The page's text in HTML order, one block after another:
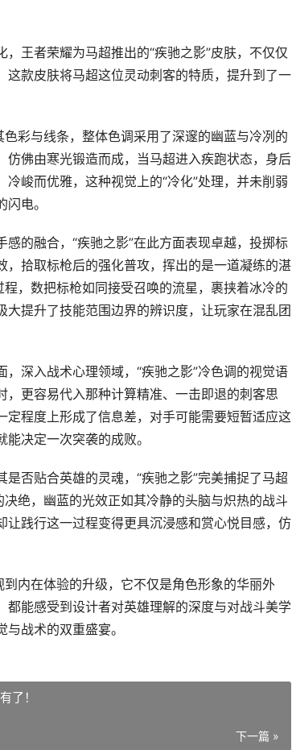
王者荣耀为马超推出的“疾驰之影”皮肤，不仅仅
款皮肤将马超这位灵动刺客的特质，提升到了一
彩与线条，整体色调采用了深邃的幽蓝与冷冽的
佛由寒光锻造而成，当马超进入疾跑状态，身后
峻而优雅，这种视觉上的“冷化”处理，并未削弱
电。
的融合，“疾驰之影”在此方面表现卓越，投掷标
拾取标枪后的强化普攻，挥出的是一道凝练的湛
，数把标枪如同接受召唤的流星，裹挟着冰冷的
提升了技能范围边界的辨识度，让玩家在混乱团
深入战术心理领域，“疾驰之影”冷色调的视觉语
更容易代入那种计算精准、一击即退的刺客思
程度上形成了信息差，对手可能需要短暂适应这
决定一次突袭的成败。
否贴合英雄的灵魂，“疾驰之影”完美捕捉了马超
绝，幽蓝的光效正如其冷静的头脑与炽热的战斗
践行这一过程变得更具沉浸感和赏心悦目感，仿
内在体验的升级，它不仅是角色形象的华丽外
能感受到设计者对英雄理解的深度与对战斗美学
战术的双重盛宴。
了！
下一篇 »